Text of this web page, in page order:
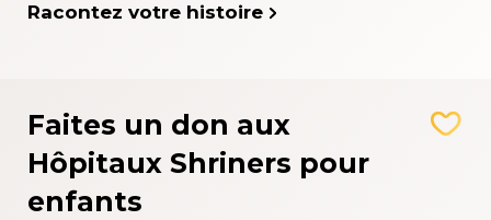
Racontez votre histoire
Faites un don aux
Hôpitaux Shriners pour
enfants